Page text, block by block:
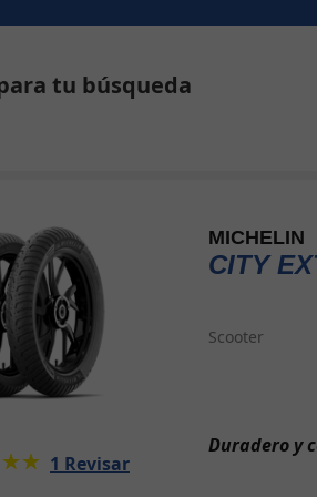
tu búsqueda
MICHELIN
CITY
Scooter
1 Revisar
Duradero y